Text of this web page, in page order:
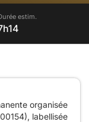
estim.
organisée
labellisée